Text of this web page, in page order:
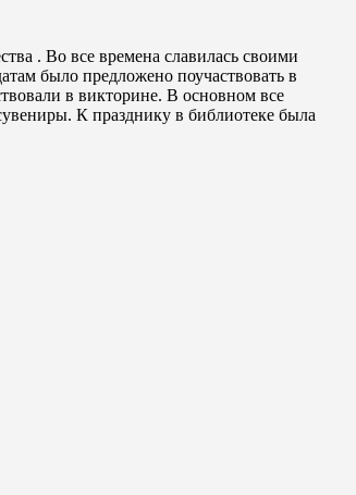
. Во все времена славилась своими
было предложено поучаствовать в
в викторине. В основном все
К празднику в библиотеке была